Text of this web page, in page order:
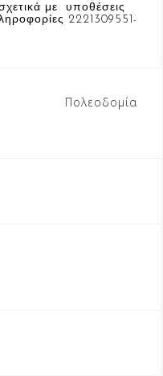
με υποθέσεις
2221309551-
Πολεοδομία